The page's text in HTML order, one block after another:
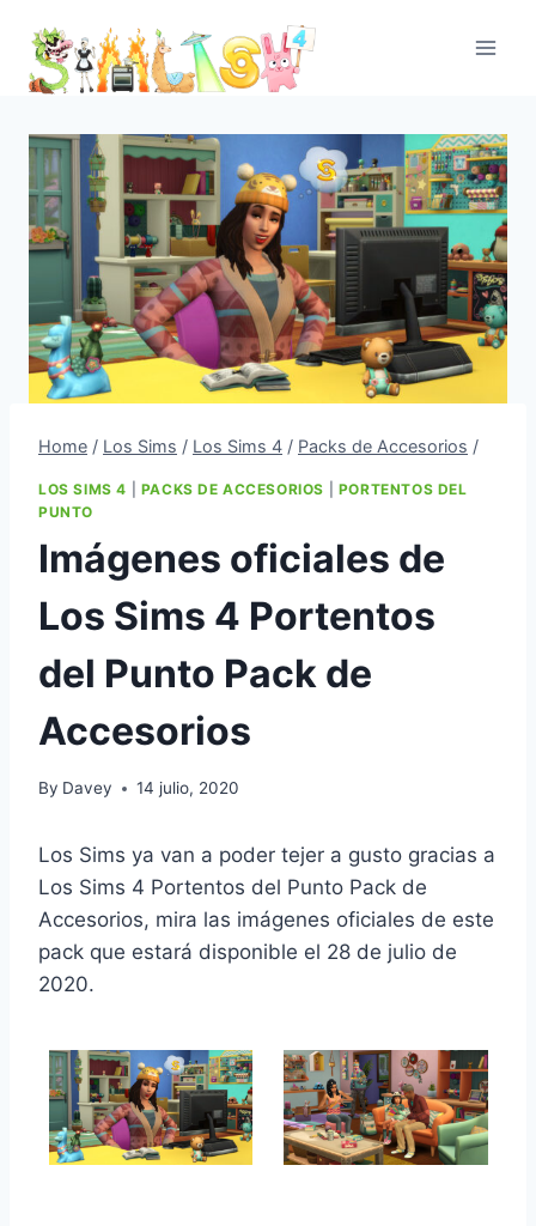
content
Home / Los Sims / Los Sims 4 / Packs de Accesorios /
LOS SIMS 4 PACKS DE ACCESORIOS
PORTENTOS DEL
PUNTO
Imágenes oficiales de
Los Sims 4 Portentos
del Punto Pack de
Accesorios
By Davey 14 julio, 2020
Los Sims ya van a poder tejer a gusto gracias a
Los Sims 4 Portentos del Punto Pack de
Accesorios, mira las imágenes oficiales de este
pack que estará disponible el 28 de julio de
2020.